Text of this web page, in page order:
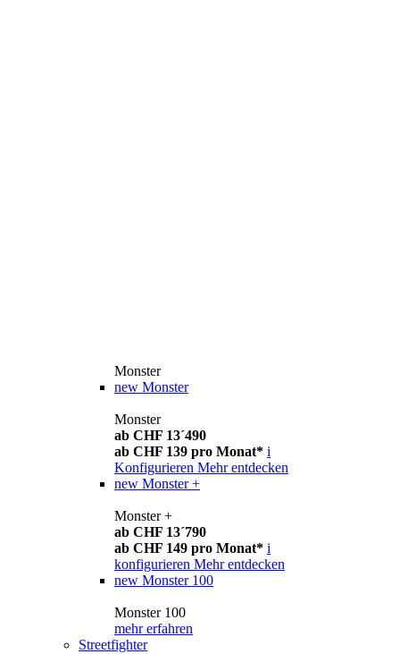
Monster
new Monster
Monster
ab CHF 13´490
ab CHF 139 pro Monat* i
Konfigurieren Mehr entdecken
new Monster +
Monster +
ab CHF 13´790
ab CHF 149 pro Monat* i
konfigurieren Mehr entdecken
new Monster 100
Monster 100
mehr erfahren
Streetfighter